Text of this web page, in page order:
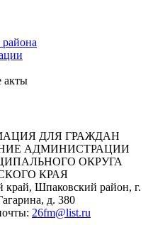
акты
ДЛЯ ГРАЖДАН
АДМИНИСТРАЦИИ
ОКРУГА
КРАЯ
край, Шпаковский район, г.
д. 380
26fm@list.ru